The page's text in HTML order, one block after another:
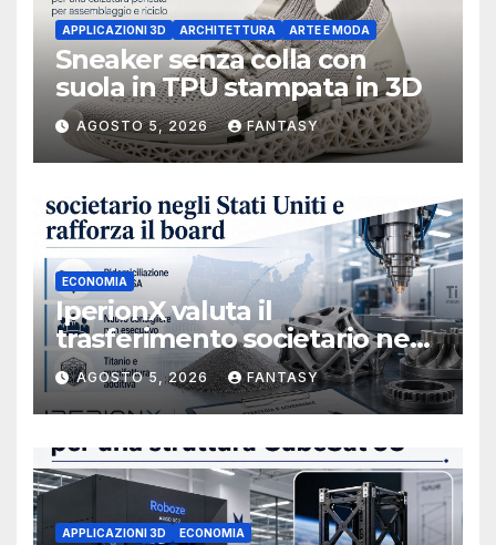
APPLICAZIONI 3D ARCHITETTURA ARTE E MODA
Sneaker senza colla con
suola in TPU stampata in 3D
AGOSTO 5, 2026 FANTASY
ECONOMIA
IperionX valuta il
trasferimento societario negli
Stati Uniti e rafforza il board,
ha nominato Michael J.
Loparco amministratore
indipendente non esecutivo
AGOSTO 5, 2026 FANTASY
APPLICAZIONI 3D ECONOMIA